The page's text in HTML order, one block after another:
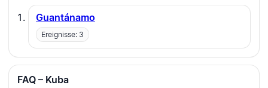
Guantánamo
Ereignisse: 3
FAQ – Kuba